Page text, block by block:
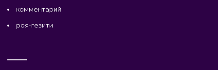
комментарий
роя-гезити